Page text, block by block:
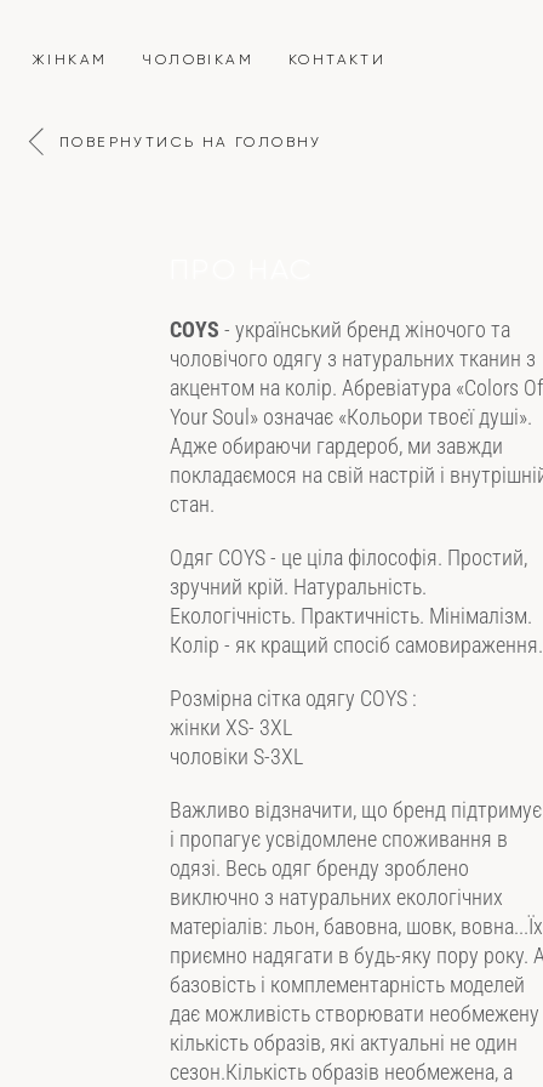
ЖІНКАМ ЧОЛОВІКАМ КОНТАКТИ
ПОВЕРНУТИСЬ НА ГОЛОВНУ
COYS - український бренд жіночого та
чоловічого одягу з натуральних тканин з
акцентом на колір. Абревіатура «Colors Of
Your Soul» означає «Кольори твоєї душі».
Адже обираючи гардероб, ми завжди
покладаємося на свій настрій і
стан.
Одяг COYS - це ціла філософія. Простий,
зручний крій. Натуральність.
Екологічність. Практичність. Мінімалізм.
Колір - як кращий спосіб самовираження.
Розмiрна сiтка одягу COYS :
жiнки XS- 3XL
чоловiки S-3XL
Важливо відзначити, що бренд підтримує
і пропагує усвідомлене споживання в
одязі. Весь одяг бренду зроблено
виключно з натуральних екологічних
матеріалів: льон, бавовна, шовк, вовна...Їх
приємно надягати в будь-яку пору року.
базовість i комплементарнiсть моделей
дає можливість створювати необмежену
кількість образів, які актуальні не один
сезон.Кількість образів необмежена, а